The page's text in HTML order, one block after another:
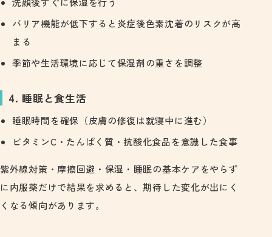
バリア機能が低下すると炎症後色素沈着のリスクが高
まる
季節や生活環境に応じて保湿剤の重さを調整
4. 睡眠と食生活
睡眠時間を確保（皮膚の修復は就寝中に進む）
ビタミンC・たんぱく質・抗酸化食品を意識した食事
紫外線対策・摩擦回避・保湿・睡眠の基本ケアをやらず
に内服薬だけで結果を求めると、期待した変化が出にく
くなる傾向があります。